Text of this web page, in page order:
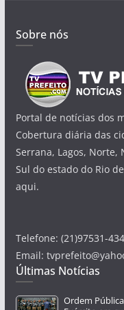
Sobre nós
Portal de notícias dos
Cobertura diária das
Serrana, Lagos, Norte,
Sul do estado do Rio
aqui.
Telefone: (21)97531-
Email:
Últimas Notícias
Ordem